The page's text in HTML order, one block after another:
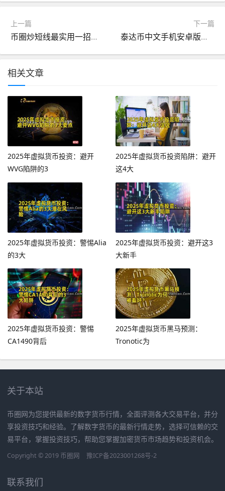
上一篇
币圈炒短线最实用一招（短线技巧）
下一篇
泰达币中文手机安卓版下载 泰达币官方安卓版下载
相关文章
2025年虚拟货币投资：避开
WVG陷阱的3
2025年虚拟货币投资陷阱：避开
这4大
2025年虚拟货币投资：警惕Alia
的3大
2025年虚拟货币投资：避开这3
大新手
2025年虚拟货币投资：警惕
CA1490背后
2025年虚拟货币黑马预测：
Tronotic为
关于本站
币圈网为您提供最新的数字货币行情，全面评测各大交易平台，并分
享投资技巧和经验。了解数字货币的最新行情走势，选择可信赖的交
易平台，掌握投资技巧，帮助您掌握加密货币市场趋势和投资机会。
Copyright © 2019 币圈网 豫ICP备2023001268号-2
联系我们